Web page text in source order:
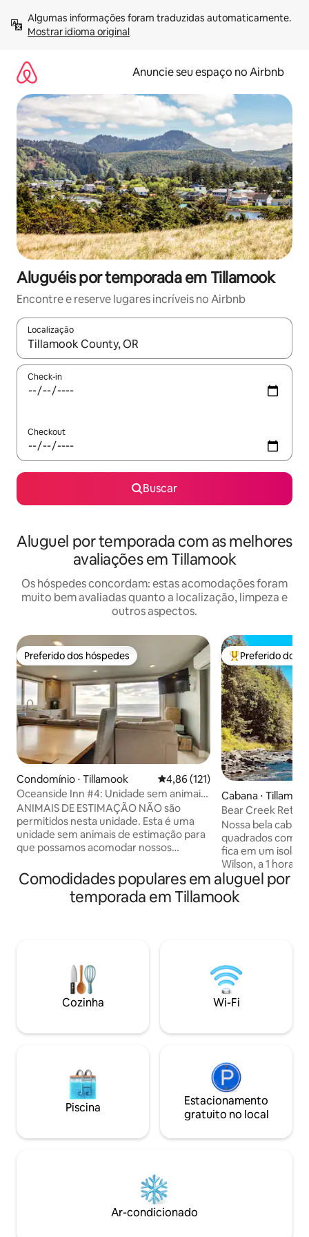
para
Mostrar idioma original
Anuncie seu espaço no Airbnb
Aluguéis por temporada em Tillamook
Encontre e reserve lugares incríveis no Airbnb
Localização
Quando os resultados estiverem disponíveis, explore-os
Check-in
Checkout
Buscar
Aluguel por temporada com as melhores
avaliações em Tillamook
Os hóspedes concordam: estas acomodações foram
muito bem avaliadas quanto a localização, limpeza e
outros aspectos.
Preferido dos hóspedes
Preferido dos hóspedes
Condomínio ⋅ Tillamook 4,86 de uma avaliação média de
4,86 (121)
Oceanside Inn #4: Unidade sem animais
de estimação. Não são permitidos
animais de estimação.
ANIMAIS DE ESTIMAÇÃO NÃO são
permitidos nesta unidade. Esta é uma
unidade sem animais de estimação para
que possamos acomodar nossos
reserve esta unidade se tiver um animal
de estimação. Condomínio de 1 quarto à
beira-mar recentemente atualizado
quarto * Banheiro completo com
chuveiro e banheira de imersão * Pisos
aquecidos radiantes por toda parte * AC
Living Space: * Sala de estar com vista
Cozinha completa com
com 4 lugares * Deck compartilhado
com vista para Three Arches Rocks * Wi-
Fi e lavandaria compartilhada
Localização e atividades: * Escadaria para
Oceanside * Caminhe até a caverna do
Estacionamento com carregamento de
veículos elétricos disponível * Fechadura
de entrada digital Esta é uma unidade à
beira-mar, no nível inferior no lado sul.
Entre os
Preferido dos
Cabana ⋅
Bear Creek
na floresta
Nossa bela
quadrados com 3
fica em um
Wilson, a 1 hora
trilhas florestais
para o rio
fogueira e ouça a
épica e um saco
como presente!
camas
a lenha,
Comodidades populares em aluguel por
temporada em Tillamook
Cozinha Wi-Fi
Piscina
Estacionamento
gratuito no local
Ar-condicionado